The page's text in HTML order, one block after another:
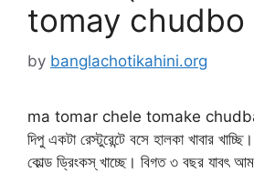
tomay chudbo
by banglachotikahini.org
ma tomar chele tomake chudba
দিপু একটা রেস্টুরেন্টে বসে হালকা খাবার
কোল্ড ড্রিংকস্ খাচ্ছে। বিগত ৩ বছর যাবৎ